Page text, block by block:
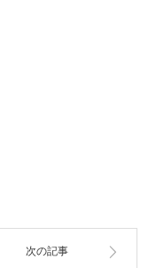
次の記事